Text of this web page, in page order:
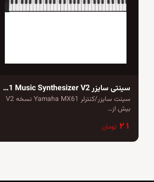
سینتی سایزر Yamaha MX61 Music Synthesizer V2
سینت سایزر/کنترلر Yamaha MX61 نسخه V2
بیش از…
۲۱ تومان